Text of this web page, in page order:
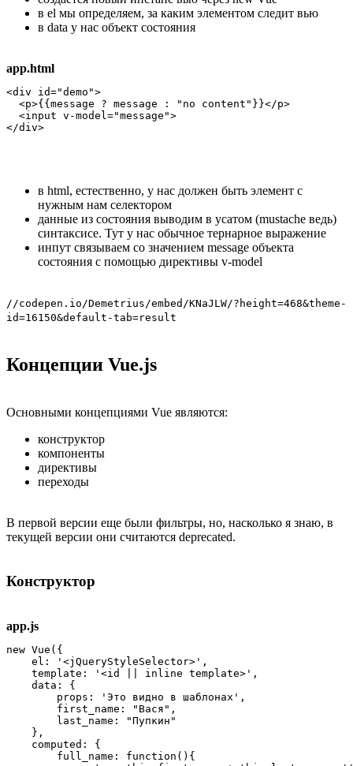
в el мы определяем, за каким элементом следит вью
в data у нас объект состояния
app.html
<div id="demo">
  <p>{{message ? message : "no content"}}</p>
  <input v-model="message">
</div>
в html, естественно, у нас должен быть элемент с
нужным нам селектором
данные из состояния выводим в усатом (mustache ведь)
синтаксисе. Тут у нас обычное тернарное выражение
инпут связываем со значением message объекта
состояния с помощью директивы v-model
//codepen.io/Demetrius/embed/KNaJLW/?height=468&theme-
id=16150&default-tab=result
Концепции Vue.js
Основными концепциями Vue являются:
конструктор
компоненты
директивы
переходы
В первой версии еще были фильтры, но, насколько я знаю, в
текущей версии они считаются deprecated.
Конструктор
app.js
new Vue({
    el: '<jQueryStyleSelector>',
    template: '<id || inline template>',
    data: {
        props: 'Это видно в шаблонах',
        first_name: "Вася",
        last_name: "Пупкин"
    },
    computed: {
        full_name: function(){